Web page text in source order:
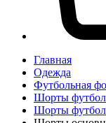
Главная
Одежда
Футбольная
Шорты
Шорты